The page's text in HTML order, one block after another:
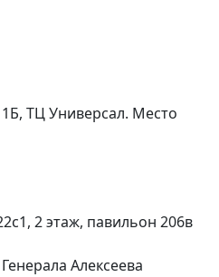
ТЦ Универсал. Место
2 этаж, павильон 206в
Алексеева